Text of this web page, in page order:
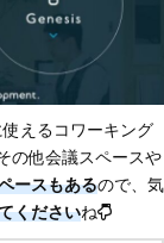
使えるコワーキング
の他会議スペースや
ースもあるので、気
くださいね